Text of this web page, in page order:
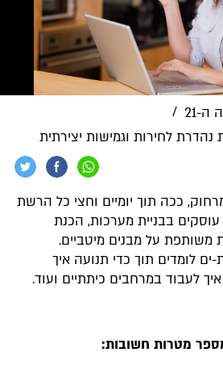
21
/
לחירות וגמישות יצירתית
ככה תוך יומיים וחצי כל הרשת
בבניית מערכות, הכנת
משותפת על מבנים מיטביים.
ים לומדים תוך כדי תנועה איך
מטרות חשובות: